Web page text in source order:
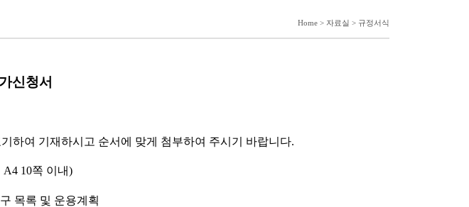
Home > 자료실 > 규정서식
신청서
하여 기재하시고 순서에 맞게 첨부하여 주시기 바랍니다.
10쪽 이내)
목록 및 운용계획